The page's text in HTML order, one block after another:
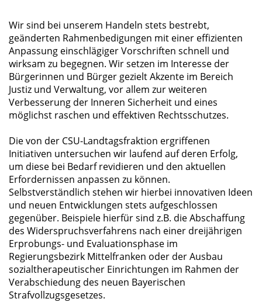
Wir sind bei unserem Handeln stets bestrebt,
geänderten Rahmenbedigungen mit einer effizienten
Anpassung einschlägiger Vorschriften schnell und
wirksam zu begegnen. Wir setzen im Interesse der
Bürgerinnen und Bürger gezielt Akzente im Bereich
Justiz und Verwaltung, vor allem zur weiteren
Verbesserung der Inneren Sicherheit und eines
möglichst raschen und effektiven Rechtsschutzes.
Die von der CSU-Landtagsfraktion ergriffenen
Initiativen untersuchen wir laufend auf deren Erfolg,
um diese bei Bedarf revidieren und den aktuellen
Erfordernissen anpassen zu können.
Selbstverständlich stehen wir hierbei innovativen Ideen
und neuen Entwicklungen stets aufgeschlossen
gegenüber. Beispiele hierfür sind z.B. die Abschaffung
des Widerspruchsverfahrens nach einer dreijährigen
Erprobungs- und Evaluationsphase im
Regierungsbezirk Mittelfranken oder der Ausbau
sozialtherapeutischer Einrichtungen im Rahmen der
Verabschiedung des neuen Bayerischen
Strafvollzugsgesetzes.